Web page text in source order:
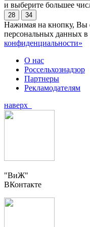
и выберите большее
28 34
Нажимая на кнопку, Вы
персональных данных в
конфиденциальности»
О нас
Россельхознадзор
Партнеры
Рекламодателям
наверх
"ВиЖ"
ВКонтакте